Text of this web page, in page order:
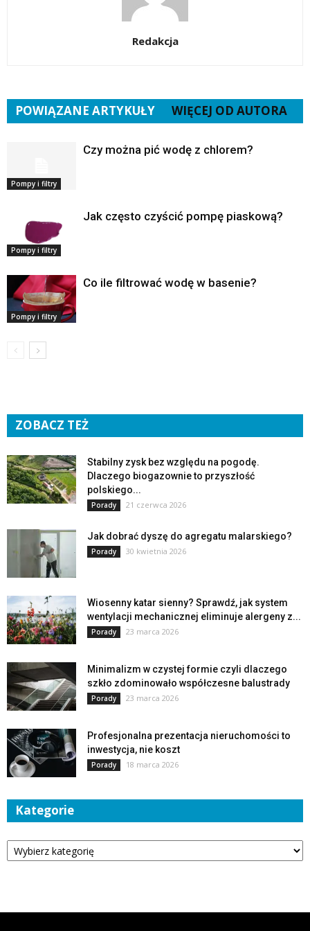
Redakcja
POWIĄZANE ARTYKUŁY WIĘCEJ OD AUTORA
Pompy i filtry
Czy można pić wodę z chlorem?
Pompy i filtry
Jak często czyścić pompę piaskową?
Pompy i filtry
Co ile filtrować wodę w basenie?
ZOBACZ TEŻ
Stabilny zysk bez względu na pogodę.
Dlaczego biogazownie to przyszłość
polskiego...
Porady 21 czerwca 2026
Jak dobrać dyszę do agregatu malarskiego?
Porady 30 kwietnia 2026
Wiosenny katar sienny? Sprawdź, jak system
wentylacji mechanicznej eliminuje alergeny z...
Porady 23 marca 2026
Minimalizm w czystej formie czyli dlaczego
szkło zdominowało współczesne balustrady
Porady 23 marca 2026
Profesjonalna prezentacja nieruchomości to
inwestycja, nie koszt
Porady 18 marca 2026
Kategorie
Kategorie